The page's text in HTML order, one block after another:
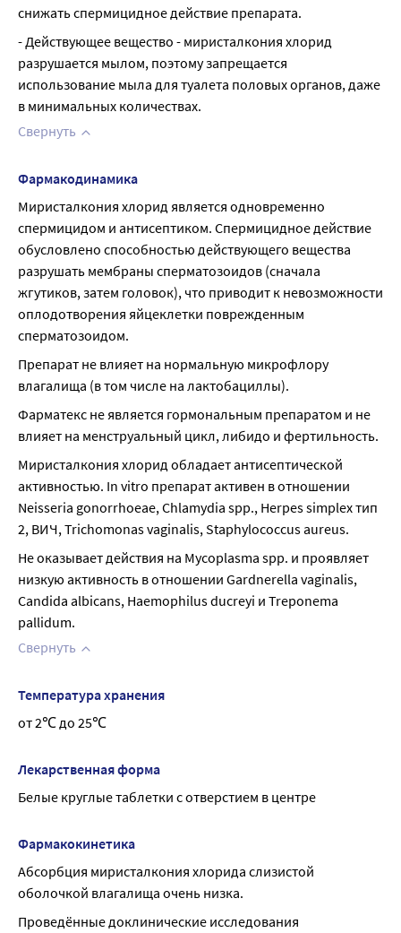
снижать спермицидное действие препарата.
- Действующее вещество - миристалкония хлорид
разрушается мылом, поэтому запрещается
использование мыла для туалета половых органов, даже
в минимальных количествах.
Свернуть
Фармакодинамика
Миристалкония хлорид является одновременно
спермицидом и антисептиком. Спермицидное действие
обусловлено способностью действующего вещества
разрушать мембраны сперматозоидов (сначала
жгутиков, затем головок), что приводит к невозможности
оплодотворения яйцеклетки поврежденным
сперматозоидом.
Препарат не влияет на нормальную микрофлору
влагалища (в том числе на лактобациллы).
Фарматекс не является гормональным препаратом и не
влияет на менструальный цикл, либидо и фертильность.
Миристалкония хлорид обладает антисептической
активностью. In vitro препарат активен в отношении
Neisseria gonorrhoeae, Chlamydia spp., Herpes simplex тип
2, ВИЧ, Trichomonas vaginalis, Staphylococcus aureus.
Не оказывает действия на Mycoplasma spp. и проявляет
низкую активность в отношении Gardnerella vaginalis,
Candida albicans, Haemophilus ducreyi и Treponema
pallidum.
Свернуть
Температура хранения
от 2℃ до 25℃
Лекарственная форма
Белые круглые таблетки с отверстием в центре
Фармакокинетика
Aбсорбция миристалкония хлорида слизистой
оболочкой влагалища очень низка.
Проведённые доклинические исследования